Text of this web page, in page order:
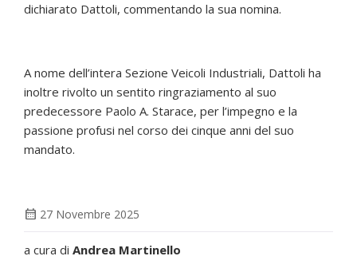
dichiarato Dattoli, commentando la sua nomina.
A nome dell’intera Sezione Veicoli Industriali, Dattoli ha
inoltre rivolto un sentito ringraziamento al suo
predecessore Paolo A. Starace, per l’impegno e la
passione profusi nel corso dei cinque anni del suo
mandato.
calendar_month 27 Novembre 2025
a cura di Andrea Martinello